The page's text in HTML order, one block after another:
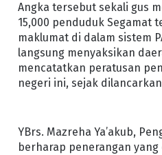
Angka tersebut sekali gus
15,000 penduduk Segamat
maklumat di dalam sistem
langsung menyaksikan
mencatatkan peratusan
negeri ini, sejak
YBrs. Mazreha Ya’akub,
berharap penerangan